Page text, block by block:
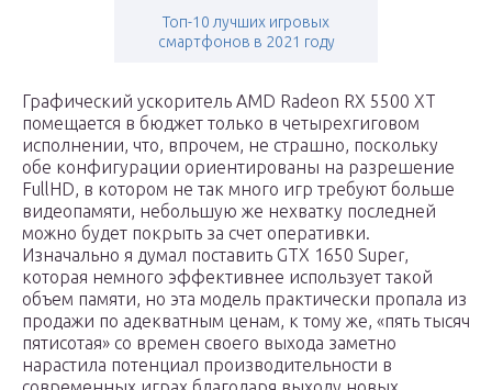
Топ-10 лучших игровых
смартфонов в 2021 году
Графический ускоритель AMD Radeon RX 5500 XT
помещается в бюджет только в четырехгиговом
исполнении, что, впрочем, не страшно, поскольку
обе конфигурации ориентированы на разрешение
FullHD, в котором не так много игр требуют больше
видеопамяти, небольшую же нехватку последней
можно будет покрыть за счет оперативки.
Изначально я думал поставить GTX 1650 Super,
которая немного эффективнее использует такой
объем памяти, но эта модель практически пропала из
продажи по адекватным ценам, к тому же, «пять тысяч
пятисотая» со времен своего выхода заметно
нарастила потенциал производительности в